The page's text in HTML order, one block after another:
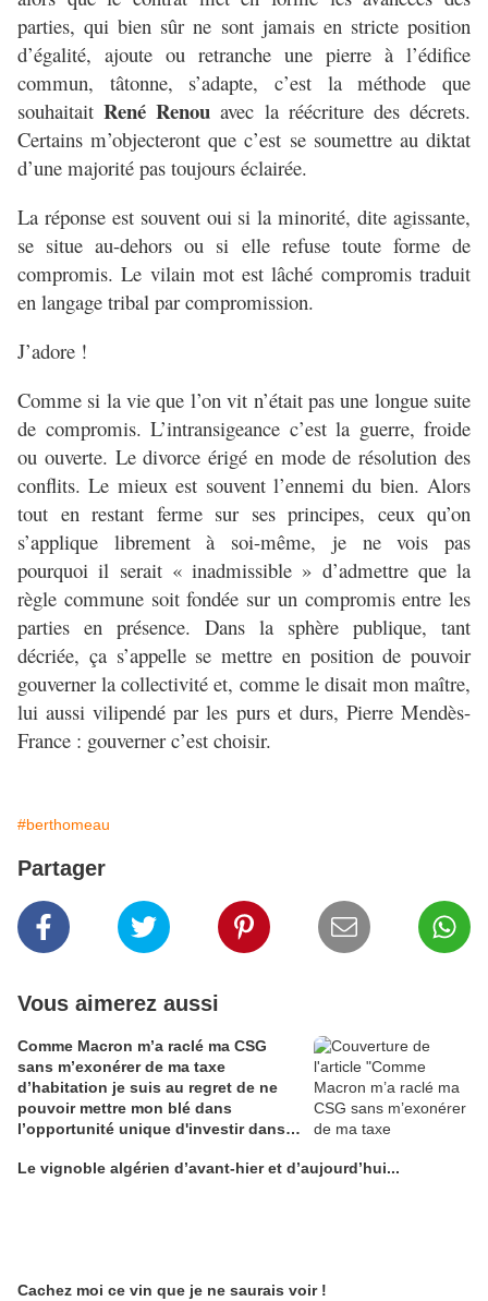
parties, qui bien sûr ne sont jamais en stricte position
d’égalité, ajoute ou retranche une pierre à l’édifice
commun, tâtonne, s’adapte, c’est la méthode que
souhaitaitRené Renou avec la réécriture des décrets.
Certains m’objecteront que c’est se soumettre au diktat
d’une majorité pas toujours éclairée.
La réponse est souvent oui si la minorité, dite agissante,
se situe au-dehors ou si elle refuse toute forme de
compromis. Le vilain mot est lâché compromis traduit
en langage tribal par compromission.
J’adore !
Comme si la vie que l’on vit n’était pas une longue suite
de compromis. L’intransigeance c’est la guerre, froide
ou ouverte. Le divorce érigé en mode de résolution des
conflits. Le mieux est souvent l’ennemi du bien. Alors
tout en restant ferme sur ses principes, ceux qu’on
s’applique librement à soi-même, je ne vois pas
pourquoi il serait « inadmissible » d’admettre que la
règle commune soit fondée sur un compromis entre les
parties en présence. Dans la sphère publique, tant
décriée, ça s’appelle se mettre en position de pouvoir
gouverner la collectivité et, comme le disait mon maître,
lui aussi vilipendé par les purs et durs, Pierre Mendès-
France : gouverner c’est choisir.
#berthomeau
Partager
Vous aimerez aussi
Comme Macron m’a raclé ma CSG
sans m’exonérer de ma taxe
d’habitation je suis au regret de ne
pouvoir mettre mon blé dans
l’opportunité unique d'investir dans
Alain Edouard
Le vignoble algérien d’avant-hier et d’aujourd’hui...
Cachez moi ce vin que je ne saurais voir !